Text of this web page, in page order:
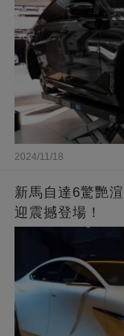
2024/11/18
新馬自達6驚艷
迎震撼登場！